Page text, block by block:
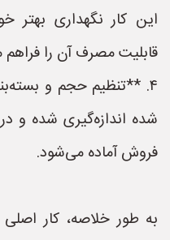
این کار نگهداری بهتر
قابلیت مصرف آن را فراهم
۴. **تنظیم حجم و
شده اندازه‌گیری شده و
فروش آماده می‌شود.
به طور خلاصه، کار